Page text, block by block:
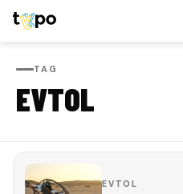
TAG
EVTOL
EVTOL